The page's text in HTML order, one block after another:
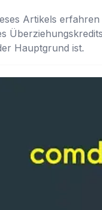
Artikels
Hauptgrund ist.